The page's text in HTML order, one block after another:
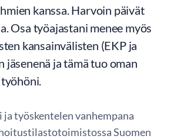
kanssa. Harvoin päivät
Osa työajastani menee myös
kansainvälisten (EKP ja
jäsenenä ja tämä tuo oman
ja työskentelen vanhempana
Suomen